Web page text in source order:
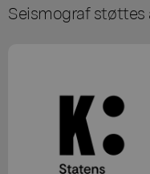
Seismograf støttes